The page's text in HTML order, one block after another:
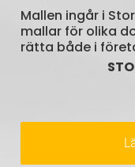
Mallen ingår i
mallar för olika
rätta både i